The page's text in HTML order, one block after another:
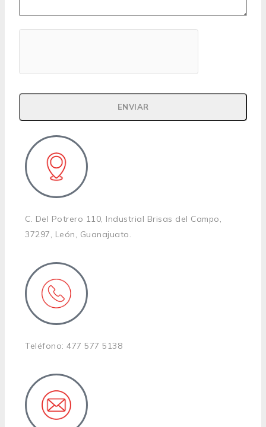
C. Del Potrero 110, Industrial Brisas del Campo,
37297, León, Guanajuato.
Teléfono: 477 577 5138